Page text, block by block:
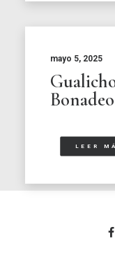
mayo 5, 2025
Bonadeo
LEER